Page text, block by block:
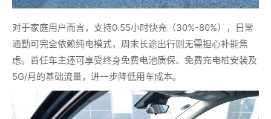
对于家庭用户而言，支持0.55小时快充（30%-80%），日常
通勤可完全依赖纯电模式，周末长途出行则无需担心补能焦
虑。首任车主还可享受终身免费电池质保、免费充电桩安装及
5G/月的基础流量，进一步降低用车成本。